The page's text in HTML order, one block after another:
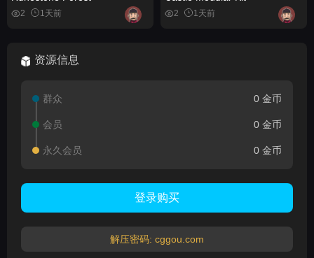
2 1天前 2 1天前
资源信息
群众 0 金币
会员 0 金币
永久会员 0 金币
登录购买
解压密码: cggou.com